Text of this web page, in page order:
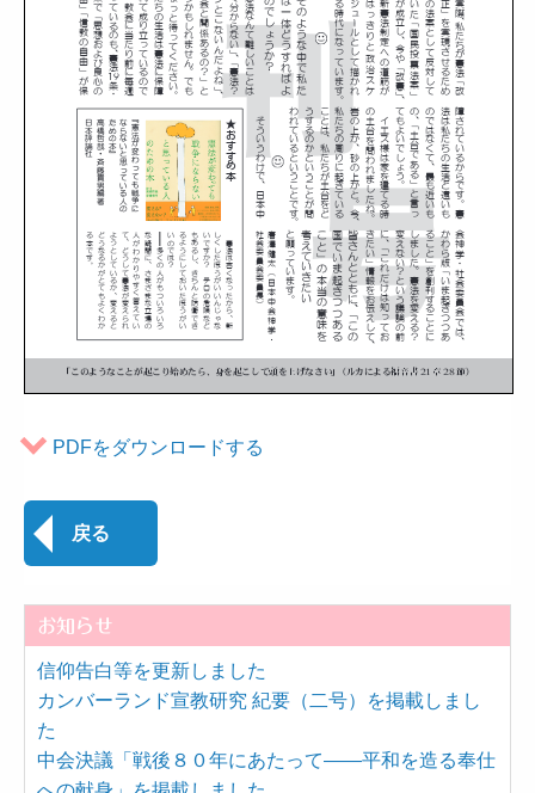
PDFをダウンロードする
戻る
お知らせ
信仰告白等を更新しました
カンバーランド宣教研究 紀要（二号）を掲載しまし
た
中会決議「戦後８０年にあたって――平和を造る奉仕